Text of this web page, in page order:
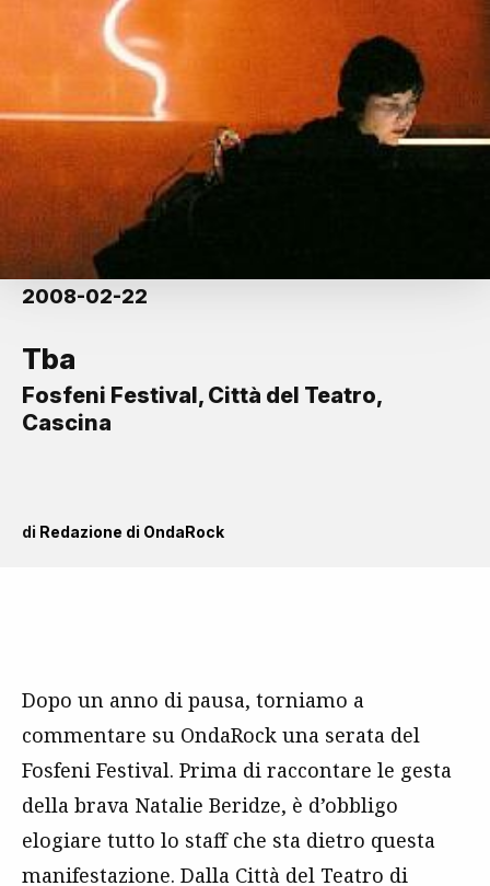
2008-02-22
Tba
Fosfeni Festival, Città del Teatro,
Cascina
di Redazione di OndaRock
Dopo un anno di pausa, torniamo a
commentare su OndaRock una serata del
Fosfeni Festival. Prima di raccontare le gesta
della brava Natalie Beridze, è d’obbligo
elogiare tutto lo staff che sta dietro questa
manifestazione. Dalla Città del Teatro di